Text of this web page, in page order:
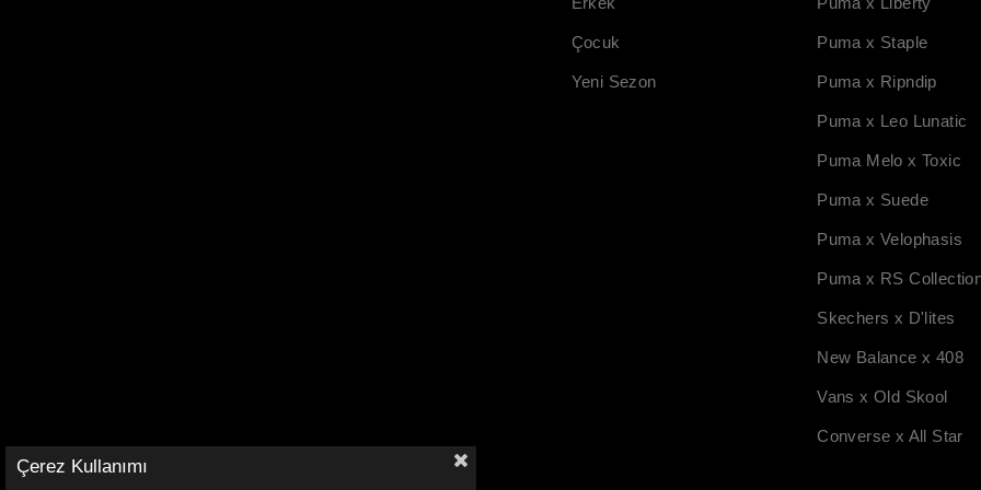
Çocuk
Yeni Sezon
Puma x Staple
Puma x Ripndip
Puma x Leo Lunatic
Puma Melo x Toxic
Puma x Suede
Puma x Velophasis
Puma x RS
Skechers x D'lites
New Balance x 408
Vans x Old Skool
Converse x All Star
Çerez Kullanımı